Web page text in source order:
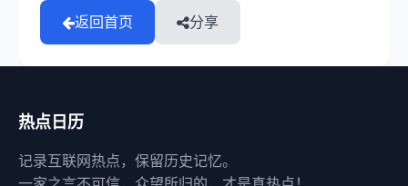
返回首页 分享
热点日历
记录互联网热点，保留历史记忆。